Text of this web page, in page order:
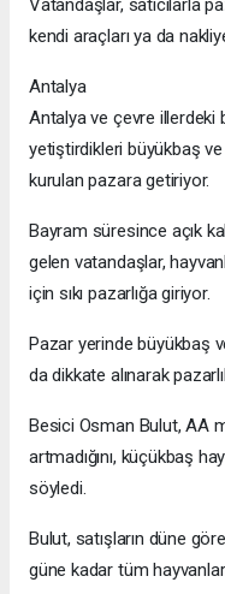
Vatandaşlar, satıcılarla
kendi araçları ya da
Antalya
Antalya ve çevre illerdeki
yetiştirdikleri büyükbaş
kurulan pazara getiriyor.
Bayram süresince açık
gelen vatandaşlar,
için sıkı pazarlığa giriyor.
Pazar yerinde büyükbaş ve
da dikkate alınarak
Besici Osman Bulut, AA
artmadığını, küçükbaş
söyledi.
Bulut, satışların düne
güne kadar tüm